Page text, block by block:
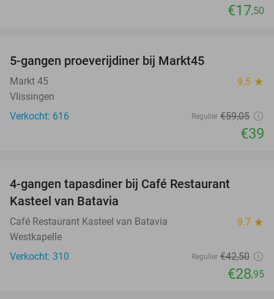
€17,50
5-gangen proeverijdiner bij Markt45
Markt 45 9.5 star
Vlissingen
Verkocht: 616
Regulier €59,05
€39
4-gangen tapasdiner bij Café Restaurant
Kasteel van Batavia
Café Restaurant Kasteel van Batavia 9.7 star
Westkapelle
Verkocht: 310
Regulier €42,50
€28,95